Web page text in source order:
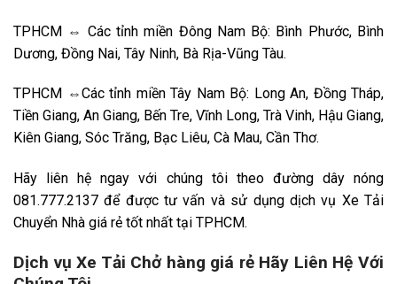
TPHCM ⇔ Các tỉnh miền Đông Nam Bộ: Bình Phước, Bình
Dương, Đồng Nai, Tây Ninh, Bà Rịa-Vũng Tàu.
TPHCM ⇔Các tỉnh miền Tây Nam Bộ: Long An, Đồng Tháp,
Tiền Giang, An Giang, Bến Tre, Vĩnh Long, Trà Vinh, Hậu Giang,
Kiên Giang, Sóc Trăng, Bạc Liêu, Cà Mau, Cần Thơ.
Hãy liên hệ ngay với chúng tôi theo đường dây nóng
081.777.2137 để được tư vấn và sử dụng dịch vụ Xe Tải
Chuyển Nhà giá rẻ tốt nhất tại TPHCM.
Dịch vụ Xe Tải Chở hàng giá rẻ Hãy Liên Hệ Với